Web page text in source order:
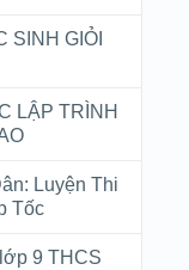
SINH GIỎI
LẬP TRÌNH
Luyện Thi
Tốc
9 THCS